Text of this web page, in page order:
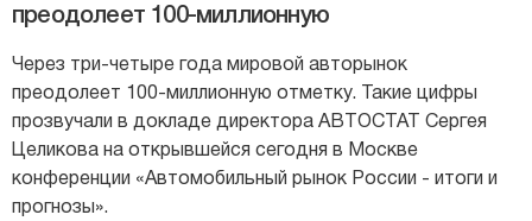
преодолеет 100-миллионную
Через три-четыре года мировой авторынок
преодолеет 100-миллионную отметку. Такие цифры
прозвучали в докладе директора АВТОСТАТ Cергея
Целикова на открывшейся сегодня в Москве
конференции «Автомобильный рынок России - итоги и
прогнозы».